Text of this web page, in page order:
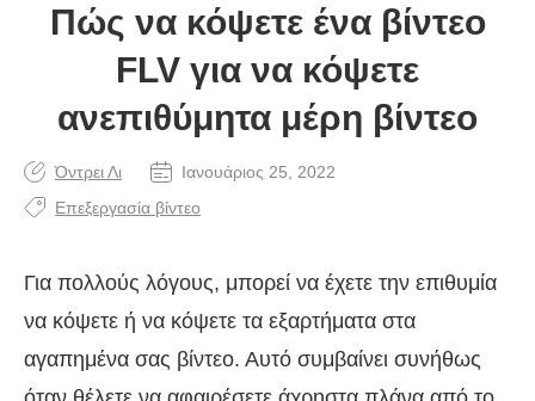
Πώς να κόψετε ένα βίντεο
FLV για να κόψετε
ανεπιθύμητα μέρη βίντεο
Όντρει Λι
Ιανουάριος 25, 2022
Επεξεργασία βίντεο
Για πολλούς λόγους, μπορεί να έχετε την επιθυμία
να κόψετε ή να κόψετε τα εξαρτήματα στα
αγαπημένα σας βίντεο. Αυτό συμβαίνει συνήθως